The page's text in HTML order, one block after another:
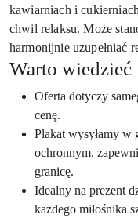
kawiarniach i
chwil relaksu. Może
harmonijnie uzupełniać
Warto wiedzieć
Oferta dotyczy
cenę.
Plakat wysyłamy
ochronnym,
granicę.
Idealny na prezent
każdego miłośnika